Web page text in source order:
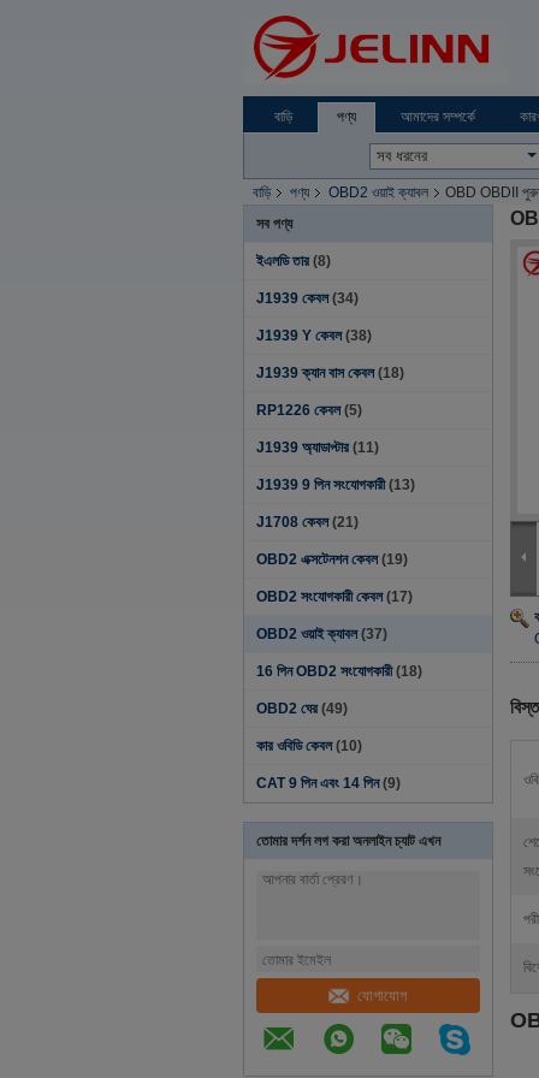
বাড়ি পণ্য আমাদের সম্পর্কে
বাড়ি পণ্য OBD2 ওয়াই ক্যাবল
OBD OBDII পুরুষ
সব পণ্য
ইএলডি তার (8)
J1939 কেবল (34)
J1939 Y কেবল (38)
J1939 ক্যান বাস কেবল (18)
RP1226 কেবল (5)
J1939 অ্যাডাপ্টার (11)
J1939 9 পিন সংযোগকারী (13)
J1708 কেবল (21)
OBD2 এক্সটেনশন কেবল (19)
OBD2 সংযোগকারী কেবল (17)
OBD2 ওয়াই ক্যাবল (37)
16 পিন OBD2 সংযোগকারী (18)
OBD2 ঘের (49)
কার ওবিডি কেবল (10)
CAT 9 পিন এবং 14 পিন (9)
তোমার দর্শন লগ করা অনলাইন চ্যাট এখন
যোগাযোগ